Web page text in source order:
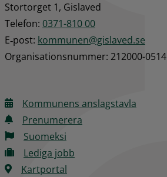
Stortorget 1, Gislaved
Telefon: 0371-810 00
E‑post: kommunen@gislaved.se
Organisationsnummer: 212000-0514
Kommunens anslagstavla
Prenumerera
Suomeksi
Lediga jobb
Kartportal